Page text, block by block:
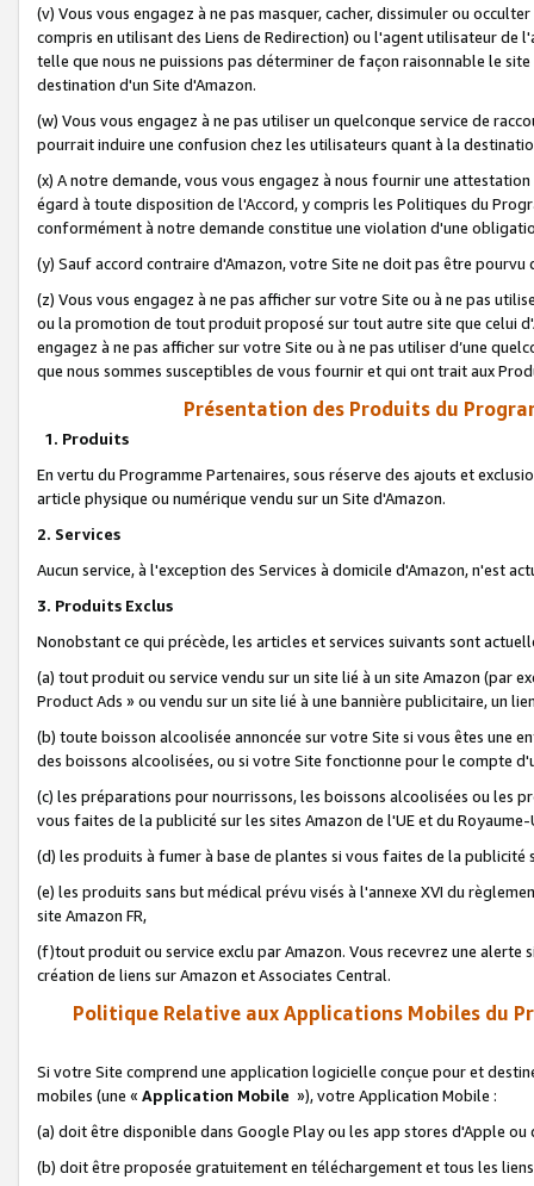
(v) Vous vous engagez à ne pas masquer, cacher, dissimuler ou
compris en utilisant des Liens de Redirection) ou l'agent utilisateur
telle que nous ne puissions pas déterminer de façon raisonnable le
destination d'un Site d'Amazon.
(w) Vous vous engagez à ne pas utiliser un quelconque service de
pourrait induire une confusion chez les utilisateurs quant à la
(x) A notre demande, vous vous engagez à nous fournir une
égard à toute disposition de l'Accord, y compris les Politiques du
conformément à notre demande constitue une violation d'une
(y) Sauf accord contraire d'Amazon, votre Site ne doit pas être
(z) Vous vous engagez à ne pas afficher sur votre Site ou à ne pas
ou la promotion de tout produit proposé sur tout autre site que celui
engagez à ne pas afficher sur votre Site ou à ne pas utiliser d’une
que nous sommes susceptibles de vous fournir et qui ont trait aux
Présentation des Produits du
1. Produits
En vertu du Programme Partenaires, sous réserve des ajouts et
article physique ou numérique vendu sur un Site d'Amazon.
2. Services
Aucun service, à l'exception des Services à domicile d'Amazon, n'est
3. Produits Exclus
Nonobstant ce qui précède, les articles et services suivants sont
(a) tout produit ou service vendu sur un site lié à un site Amazon (par
Product Ads » ou vendu sur un site lié à une bannière publicitaire, un
(b) toute boisson alcoolisée annoncée sur votre Site si vous êtes une
des boissons alcoolisées, ou si votre Site fonctionne pour le compte
(c) les préparations pour nourrissons, les boissons alcoolisées ou les
vous faites de la publicité sur les sites Amazon de l'UE et du Royaume-
(d) les produits à fumer à base de plantes si vous faites de la publicité
(e) les produits sans but médical prévu visés à l'annexe XVI du
site Amazon FR,
(f)tout produit ou service exclu par Amazon. Vous recevrez une alerte
création de liens sur Amazon et Associates Central.
Politique Relative aux Applications Mobiles du
Si votre Site comprend une application logicielle conçue pour et
mobiles (une « Application Mobile »), votre Application Mobile :
(a) doit être disponible dans Google Play ou les app stores d'Apple ou
(b) doit être proposée gratuitement en téléchargement et tous les